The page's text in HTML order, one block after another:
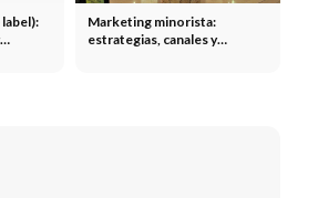
Marketing minorista:
estrategias, canales y